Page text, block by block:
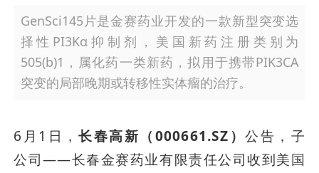
GenSci145片是金赛药业开发的一款新型突变选
择性PI3Kα抑制剂，美国新药注册类别为
505(b)1，属化药一类新药，拟用于携带PIK3CA
突变的局部晚期或转移性实体瘤的治疗。
6月1日，长春高新（000661.SZ）公告，子
公司——长春金赛药业有限责任公司收到美国